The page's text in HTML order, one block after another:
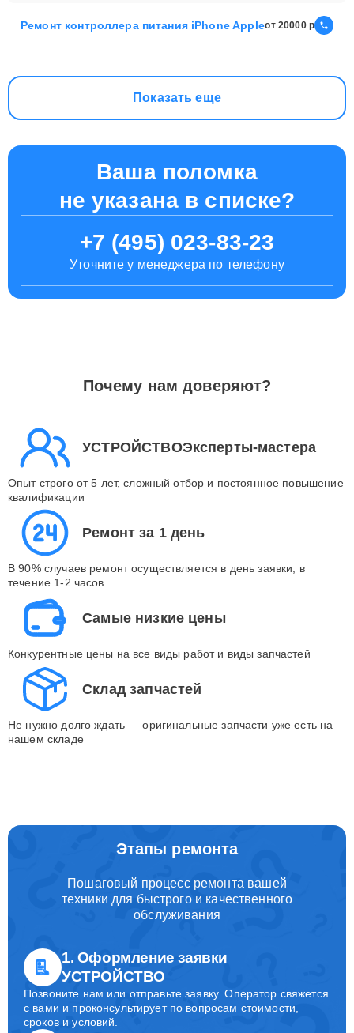
Ремонт контроллера питания iPhone Appleот 20000
Показать еще
Ваша поломка
не указана в списке?
+7 (495) 023-83-23
Уточните у менеджера по телефону
Почему нам доверяют?
УСТРОЙСТВОЭксперты-мастера
Опыт строго от 5 лет, сложный отбор и постоянное повышение
квалификации
Ремонт за 1 день
В 90% случаев ремонт осуществляется в день заявки, в
течение 1-2 часов
Самые низкие цены
Конкурентные цены на все виды работ и виды запчастей
Склад запчастей
Не нужно долго ждать — оригинальные запчасти уже есть на
нашем складе
Этапы ремонта
Пошаговый процесс ремонта вашей
техники для быстрого и качественного
обслуживания
1. Оформление заявки
УСТРОЙСТВО
Позвоните нам или отправьте заявку. Оператор свяжется
с вами и проконсультирует по вопросам стоимости,
сроков и условий.